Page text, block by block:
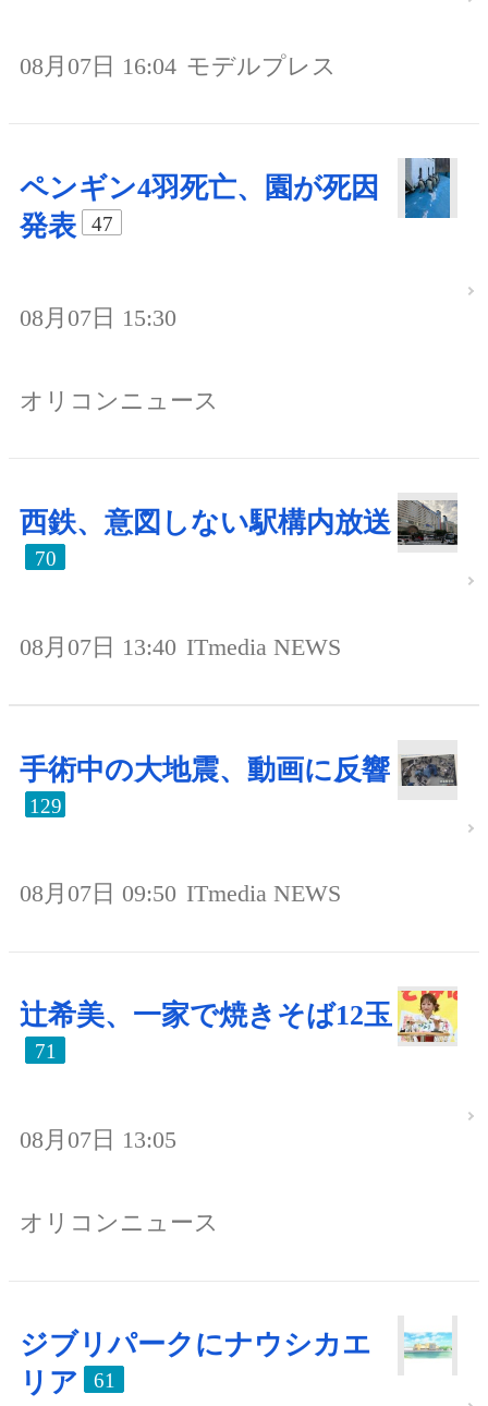
08月07日 16:04 モデルプレス
ペンギン4羽死亡、園が死因
発表
47
08月07日 15:30
オリコンニュース
西鉄、意図しない駅構内放送
70
08月07日 13:40 ITmedia NEWS
手術中の大地震、動画に反響
129
08月07日 09:50 ITmedia NEWS
辻希美、一家で焼きそば12玉
71
08月07日 13:05
オリコンニュース
ジブリパークにナウシカエ
リア
61